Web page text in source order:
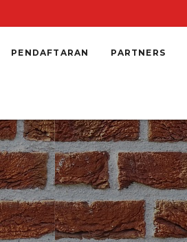
PENDAFTARAN PARTNERS